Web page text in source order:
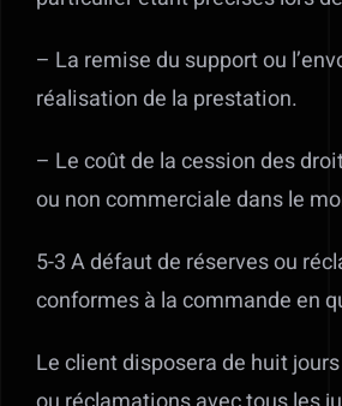
– La remise du support ou
réalisation de la prestation.
– Le coût de la cession des
ou non commerciale dans le
5-3 A défaut de réserves ou
conformes à la commande en
Le client disposera de huit